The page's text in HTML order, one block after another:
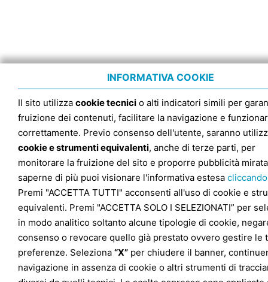
INFORMATIVA COOKIE
Il sito utilizza cookie tecnici o alti indicatori simili per
fruizione dei contenuti, facilitare la navigazione e
correttamente. Previo consenso dell'utente, saranno
cookie e strumenti equivalenti, anche di terze parti, per
monitorare la fruizione del sito e proporre pubblicità
saperne di più puoi visionare l'informativa estesa
Premi "ACCETTA TUTTI" acconsenti all'uso di cookie e
equivalenti. Premi "ACCETTA SOLO I SELEZIONATI” per
in modo analitico soltanto alcune tipologie di cookie,
consenso o revocare quello già prestato ovvero gestire le
preferenze. Seleziona “X” per chiudere il banner,
navigazione in assenza di cookie o altri strumenti di